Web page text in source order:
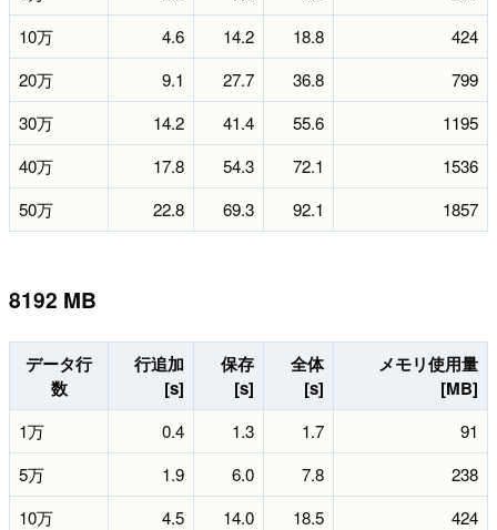
10万
4.6 14.2 18.8
424
20万
9.1 27.7 36.8
799
30万
14.2 41.4 55.6
1195
40万
17.8 54.3 72.1
1536
50万
22.8 69.3 92.1 1857
8192 MB
データ行
数
行追加
[s]
保存
[s]
全体
[s]
メモリ使用量
[MB]
1万 0.4 1.3 1.7
91
5万
1.9 6.0 7.8
238
10万
4.5 14.0 18.5
424